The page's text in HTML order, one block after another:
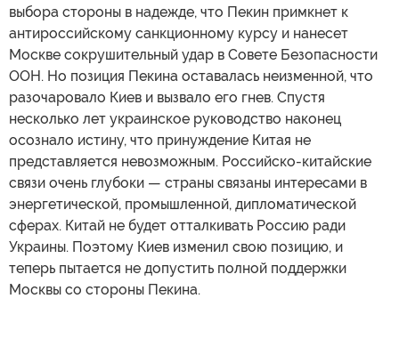
выбора стороны в надежде, что Пекин примкнет к
антироссийскому санкционному курсу и нанесет
Москве сокрушительный удар в Совете Безопасности
ООН. Но позиция Пекина оставалась неизменной, что
разочаровало Киев и вызвало его гнев. Спустя
несколько лет украинское руководство наконец
осознало истину, что принуждение Китая не
представляется невозможным. Российско-китайские
связи очень глубоки — страны связаны интересами в
энергетической, промышленной, дипломатической
сферах. Китай не будет отталкивать Россию ради
Украины. Поэтому Киев изменил свою позицию, и
теперь пытается не допустить полной поддержки
Москвы со стороны Пекина.